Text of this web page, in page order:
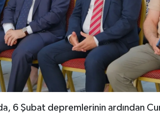
6 Şubat depremlerinin ardından